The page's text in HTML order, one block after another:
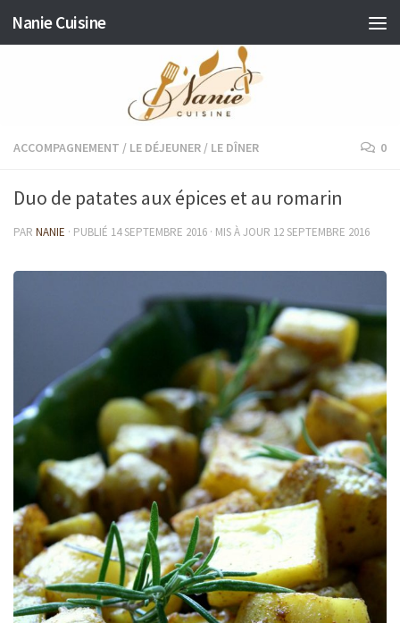
Skip to content
Nanie Cuisine
ACCOMPAGNEMENT / LE DÉJEUNER / LE DÎNER 0
Duo de patates aux épices et au romarin
PAR NANIE · PUBLIÉ 14 SEPTEMBRE 2016 · MIS À JOUR 12 SEPTEMBRE 2016